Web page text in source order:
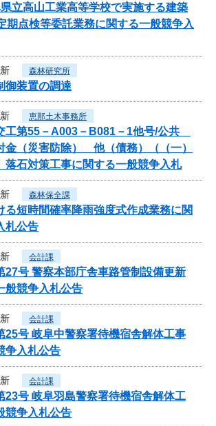
立高山工業高等学校で実施する建築
期点検等委託業務に関する一般競争入
森林研究所
御装置の調達
恵那土木事務所
工第55－A003－B081－1他号/公共
金（災害防除） 他（債務）（（一）
落石対策工事に関する一般競争入札
森林保全課
る短時間確率降雨強度式作成業務に関
札公告
会計課
27号 警察本部庁舎車路管制設備更新
般競争入札公告
会計課
25号 岐阜中警察署待機宿舎解体工事
争入札公告
会計課
23号 岐阜羽島警察署待機宿舎解体工
競争入札公告